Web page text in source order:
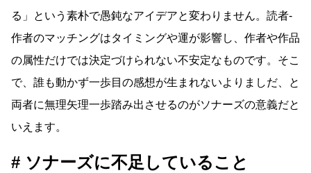
る」という素朴で愚鈍なアイデアと変わりません。読者-
作者のマッチングはタイミングや運が影響し、作者や作品
の属性だけでは決定づけられない不安定なものです。そこ
で、誰も動かず一歩目の感想が生まれないよりましだ、と
両者に無理矢理一歩踏み出させるのがソナーズの意義だと
いえます。
ソナーズに不足していること